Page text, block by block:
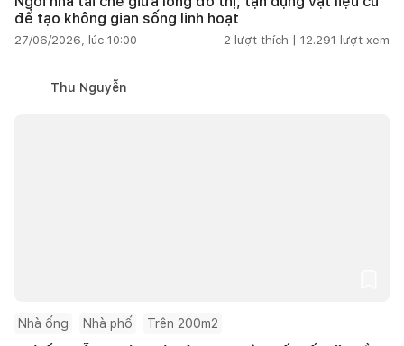
để tạo không gian sống linh hoạt
27/06/2026, lúc 10:00 2 lượt thích | 12.291 lượt xem
Thu Nguyễn
Nhà ống Nhà phố Trên 200m2